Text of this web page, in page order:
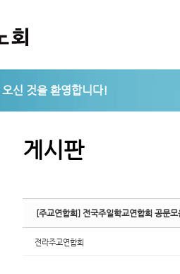
게시판
[주교연합회] 전국주일학교연합회 공문모
전라주교연합회
북5